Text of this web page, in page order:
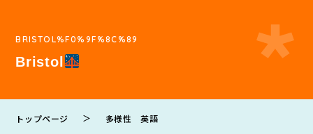
BRISTOL%F0%9F%8C%89
Bristol
トップページ ＞ 多様性 英語